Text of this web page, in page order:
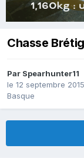
Chasse
Par Spearhunter11
le 12 septembre 2015
Basque